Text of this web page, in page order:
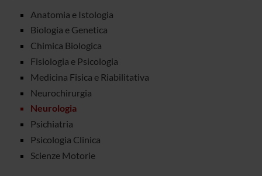
Anatomia e Istologia
Biologia e Genetica
Chimica Biologica
Fisiologia e Psicologia
Medicina Fisica e Riabilitativa
Neurochirurgia
Neurologia
Psichiatria
Psicologia Clinica
Scienze Motorie